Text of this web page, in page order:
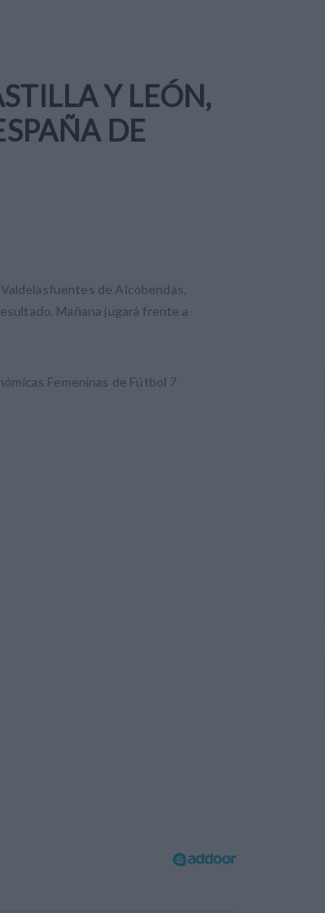
Y LEÓN,
DE
de Alcobendas,
Mañana jugará frente a
Femeninas de Fútbol 7